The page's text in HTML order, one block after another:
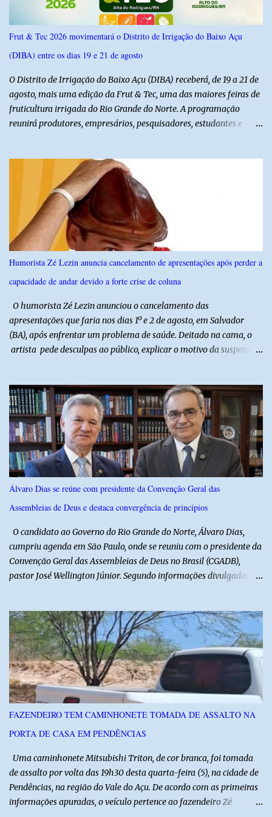
Frut & Tec 2026 movimentará o Distrito de Irrigação do Baixo Açu
(DIBA) entre os dias 19 e 21 de agosto
O Distrito de Irrigação do Baixo Açu (DIBA) receberá, de 19 a 21 de
agosto, mais uma edição da Frut & Tec, uma das maiores feiras de
fruticultura irrigada do Rio Grande do Norte. A programação
reunirá produtores, empresários, pesquisadores, estudantes e
instituições e tecnologias voltadas ao setor. Além das atividades
técnicas, a feira contará com programação cultural. No dia 20 de
agosto, o público poderá prestigiar o show de humor com Mução,
seguido de apresentação musical de Vê Barreto. A Frut & Tec
reforça a importância do Distrito de Irrigação do Baixo Açu como
referência na fruticultura irrigada, promovendo conhecimento,
inovação e oportunidades para o desenvolvimento do agronegócio
potiguar. @associacaodiba
Humorista Zé Lezin anuncia cancelamento de apresentações após perder a
capacidade de andar devido a forte crise de coluna
O humorista Zé Lezin anunciou o cancelamento das
apresentações que faria nos dias 1º e 2 de agosto, em Salvador
(BA), após enfrentar um problema de saúde. Deitado na cama, o
artista pede desculpas ao público, explicar o motivo da suspensão
impossível viajar e subir ao palco. O comediante contou que
precisou ser levado a um hospital depois de perder a capacidade
de andar normalmente. “Eu não estou conseguindo nem me
levantar direito da cama. É um processo muito dolorido”, relatou o
humorista. Durante o atendimento médico, o humorista foi
diagnosticado com “bico de papagaio” na região da coluna. De
acordo com ele, os laudos médicos já foram encaminhados à
equipe responsável, que acompanha o tratamento. Zé Lezin
afirmou ainda que está passando por um tratamento intenso, com
aplicação de injeções, terapia, repouso e uso de medicamentos. Ele
Álvaro Dias se reúne com presidente da Convenção Geral das
Assembleias de Deus e destaca convergência de princípios
O candidato ao Governo do Rio Grande do Norte, Álvaro Dias,
cumpriu agenda em São Paulo, onde se reuniu com o presidente da
Convenção Geral das Assembleias de Deus no Brasil (CGADB),
pastor José Wellington Júnior. Segundo informações divulgadas
político nacional e estadual. De acordo com a campanha de Álvaro
Dias, o pastor José Wellington Júnior manifestou apoio à
candidatura e ressaltou a importância da participação dos cristãos
no processo democrático, defendendo a valorização de princípios
como a defesa da família, o combate à corrupção, o
enfrentamento às drogas e a proteção da vida. Ainda segundo a
campanha, o líder religioso afirmou que levará sua orientação às
lideranças da Assembleia de Deus no Rio Grande do Norte. A
Assembleia de Deus possui uma das maiores estruturas religiosas
FAZENDEIRO TEM CAMINHONETE TOMADA DE ASSALTO NA
PORTA DE CASA EM PENDÊNCIAS
Uma caminhonete Mitsubishi Triton, de cor branca, foi tomada
de assalto por volta das 19h30 desta quarta-feira (5), na cidade de
Pendências, na região do Vale do Açu. De acordo com as primeiras
informações apuradas, o veículo pertence ao fazendeiro Zé